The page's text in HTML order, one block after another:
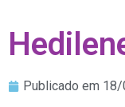
Publicado em 18/